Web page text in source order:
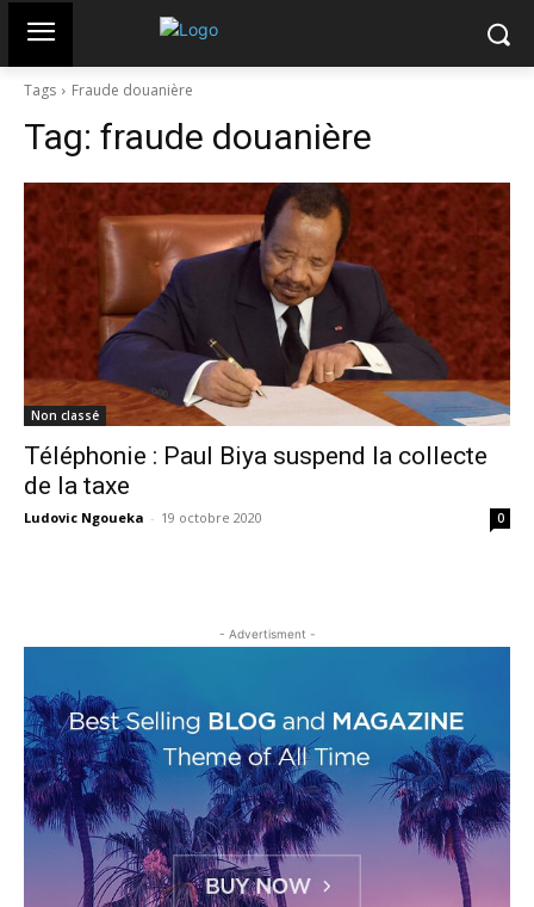
Tags Fraude douanière
Tag: fraude douanière
Non classé
Téléphonie : Paul Biya suspend la collecte
de la taxe
Ludovic Ngoueka - 19 octobre 2020 0
- Advertisment -